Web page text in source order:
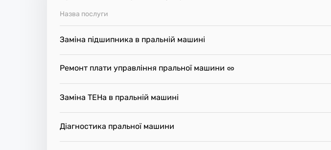
Назва послуги
Заміна підшипника в пральній машині
Ремонт плати управління пральної машини
Заміна ТЕНа в пральній машині
Діагностика пральної машини